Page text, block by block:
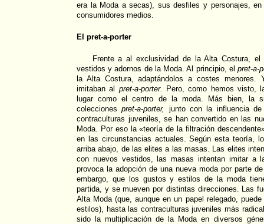
era la Moda a secas), sus desfiles y personajes,
consumidores medios.
El pret-a-porter
Frente a al exclusividad de la Alta Costura, el
vestidos y adornos de la Moda. Al principio, elpret-a-
la Alta Costura, adaptándolos a costes menores.
imitaban al pret-a-porter.
Pero, como hemos visto,
lugar como el centro de la moda. Más bien, la
coleccionespret-a-porter,
junto con la influencia
contraculturas juveniles, se han convertido en las
Moda. Por eso la «teoría de la filtración
en las circunstancias actuales. Según esta teoría,
arriba abajo, de las elites a las masas. Las elites
con nuevos vestidos, las masas intentan imitar a
provoca la adopción de una nueva moda por parte
embargo, que los gustos y estilos de la moda
partida, y se mueven por distintas direcciones. Las
Alta Moda (que, aunque en un papel relegado,
estilos), hasta las contraculturas juveniles más
sido la multiplicación de la Moda en diversos